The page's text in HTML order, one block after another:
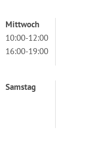
Mittwoch
10:00-12:00
16:00-19:00
Samstag